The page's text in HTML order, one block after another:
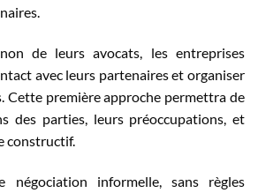
de leurs avocats, les entreprises
avec leurs partenaires et organiser
Cette première approche permettra de
des parties, leurs préoccupations, et
constructif.
négociation informelle, sans règles